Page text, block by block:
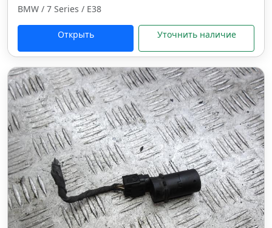
BMW / 7 Series / E38
Открыть Уточнить наличие